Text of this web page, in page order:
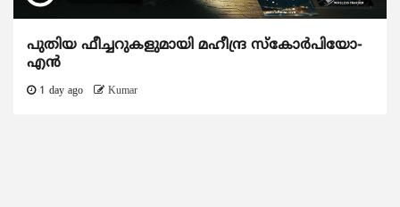
പുതിയ ഫീച്ചറുകളുമായി മഹീന്ദ്ര സ്കോർപിയോ-
എൻ
1 day ago Kumar